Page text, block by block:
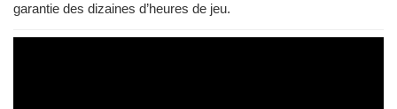
garantie des dizaines d’heures de jeu.